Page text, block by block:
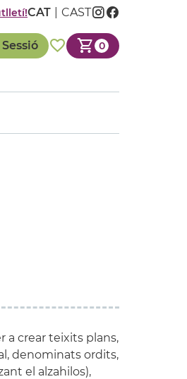
0
CAT CAST
a crear teixits plans,
denominats ordits,
el alzahilos),